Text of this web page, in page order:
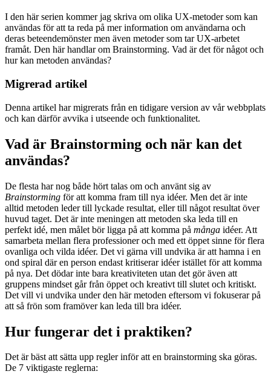
I den här serien kommer jag skriva om olika UX-metoder som kan
användas för att ta reda på mer information om användarna och
deras beteendemönster men även metoder som tar UX-arbetet
framåt. Den här handlar om Brainstorming. Vad är det för något och
hur kan metoden användas?
Migrerad artikel
Denna artikel har migrerats från en tidigare version av vår webbplats
och kan därför avvika i utseende och funktionalitet.
Vad är Brainstorming och när kan det
användas?
De flesta har nog både hört talas om och använt sig av
Brainstorming för att komma fram till nya idéer. Men det är inte
alltid metoden leder till lyckade resultat, eller till något resultat över
huvud taget. Det är inte meningen att metoden ska leda till en
perfekt idé, men målet bör ligga på att komma på många idéer. Att
samarbeta mellan flera professioner och med ett öppet sinne för flera
ovanliga och vilda idéer. Det vi gärna vill undvika är att hamna i en
ond spiral där en person endast kritiserar idéer istället för att komma
på nya. Det dödar inte bara kreativiteten utan det gör även att
gruppens mindset går från öppet och kreativt till slutet och kritiskt.
Det vill vi undvika under den här metoden eftersom vi fokuserar på
att så frön som framöver kan leda till bra idéer.
Hur fungerar det i praktiken?
Det är bäst att sätta upp regler inför att en brainstorming ska göras.
De 7 viktigaste reglerna: